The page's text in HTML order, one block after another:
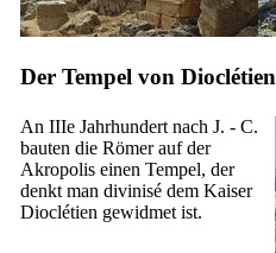
Der Tempel von Dioclétien
An IIIe Jahrhundert nach J. - C.
bauten die Römer auf der
Akropolis einen Tempel, der
denkt man divinisé dem Kaiser
Dioclétien gewidmet ist.